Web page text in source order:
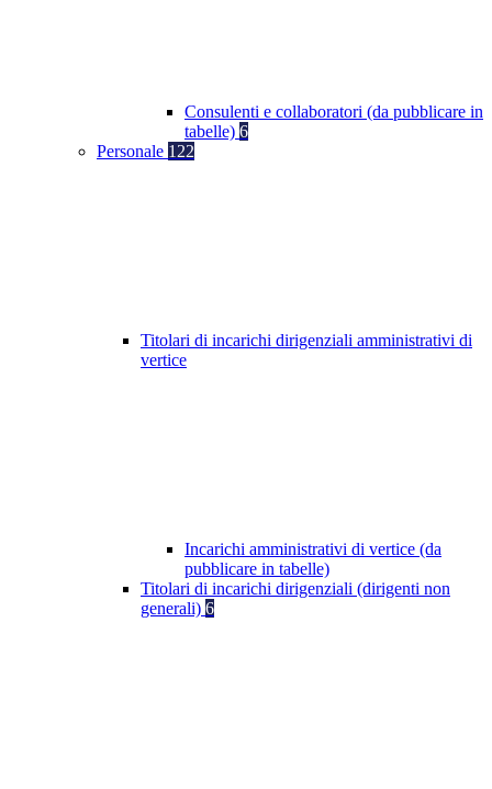
Consulenti e collaboratori (da pubblicare in
tabelle) 6
Personale 122
Titolari di incarichi dirigenziali amministrativi di
vertice
Incarichi amministrativi di vertice (da
pubblicare in tabelle)
Titolari di incarichi dirigenziali (dirigenti non
generali) 6